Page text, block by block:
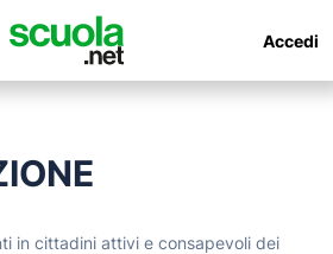
Accedi
in cittadini attivi e consapevoli dei